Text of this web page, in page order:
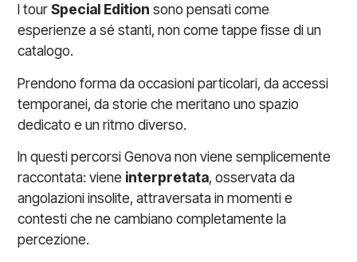
I tourSpecial Edition sono pensati come
esperienze a sé stanti, non come tappe fisse di un
catalogo.
Prendono forma da occasioni particolari, da accessi
temporanei, da storie che meritano uno spazio
dedicato e un ritmo diverso.
In questi percorsi Genova non viene semplicemente
raccontata: viene interpretata, osservata da
angolazioni insolite, attraversata in momenti e
contesti che ne cambiano completamente la
percezione.